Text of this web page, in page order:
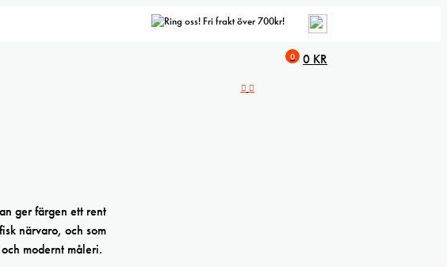
Fri frakt över 700kr!
0 0 KR
ger färgen ett rent
närvaro, och som
modernt måleri.